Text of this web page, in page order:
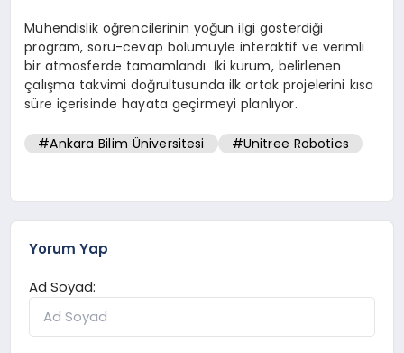
Mühendislik öğrencilerinin yoğun ilgi gösterdiği
program, soru-cevap bölümüyle interaktif ve verimli
bir atmosferde tamamlandı. İki kurum, belirlenen
çalışma takvimi doğrultusunda ilk ortak projelerini kısa
süre içerisinde hayata geçirmeyi planlıyor.
#Ankara Bilim Üniversitesi #Unitree Robotics
Yorum Yap
Ad Soyad: